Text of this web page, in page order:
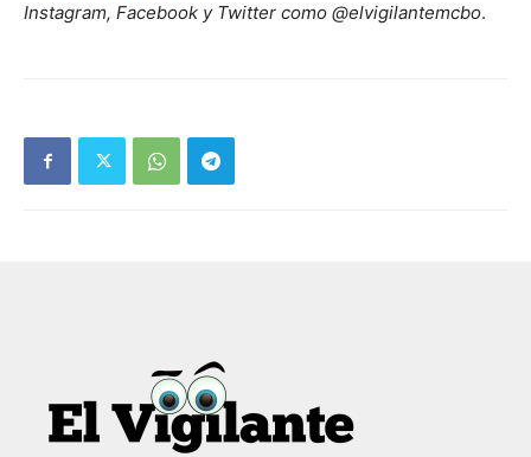
Instagram, Facebook y Twitter como @elvigilantemcbo.